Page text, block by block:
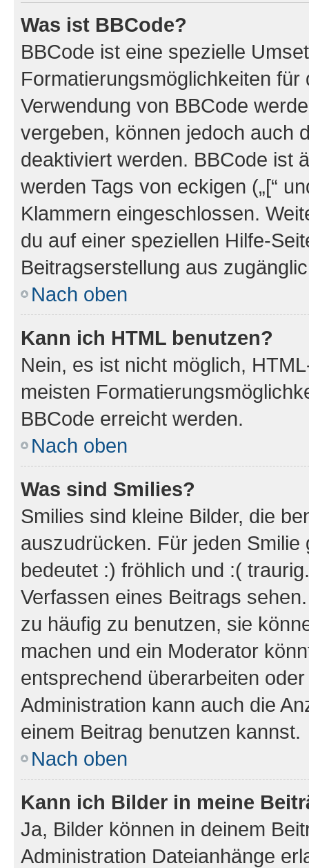
Was ist BBCode?
BBCode ist eine spezielle
Formatierungsmöglichkeiten
Verwendung von BBCode
vergeben, können jedoch auch
deaktiviert werden. BBCode ist
werden Tags von eckigen („[“
Klammern eingeschlossen.
du auf einer speziellen Hilfe-
Beitragserstellung aus
Nach oben
Kann ich HTML benutzen?
Nein, es ist nicht möglich,
meisten
BBCode erreicht werden.
Nach oben
Was sind Smilies?
Smilies sind kleine Bilder, die
auszudrücken. Für jeden
bedeutet :) fröhlich und :(
Verfassen eines Beitrags
zu häufig zu benutzen, sie
machen und ein Moderator
entsprechend überarbeiten
Administration kann auch die
einem Beitrag benutzen kannst.
Nach oben
Kann ich Bilder in meine
Ja, Bilder können in deinem
Administration Dateianhänge